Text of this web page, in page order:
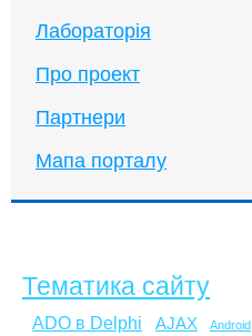
Лабораторія
Про проект
Партнери
Мапа порталу
Тематика сайту
ADO в Delphi AJAX Android